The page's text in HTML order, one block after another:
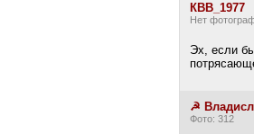
КВВ_1977
Нет
Эх, если
☭
Фото: 312